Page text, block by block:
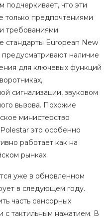
подчеркивает, что эти
только предпочтениями
требованиями
стандарты European New
наличие
для ключевых функций
сигнализации, звуковом
вызова. Похожие
министерство
это особенно
работает как на
рынках.
уже в обновленном
в следующем году.
часть сенсорных
с тактильным нажатием. В